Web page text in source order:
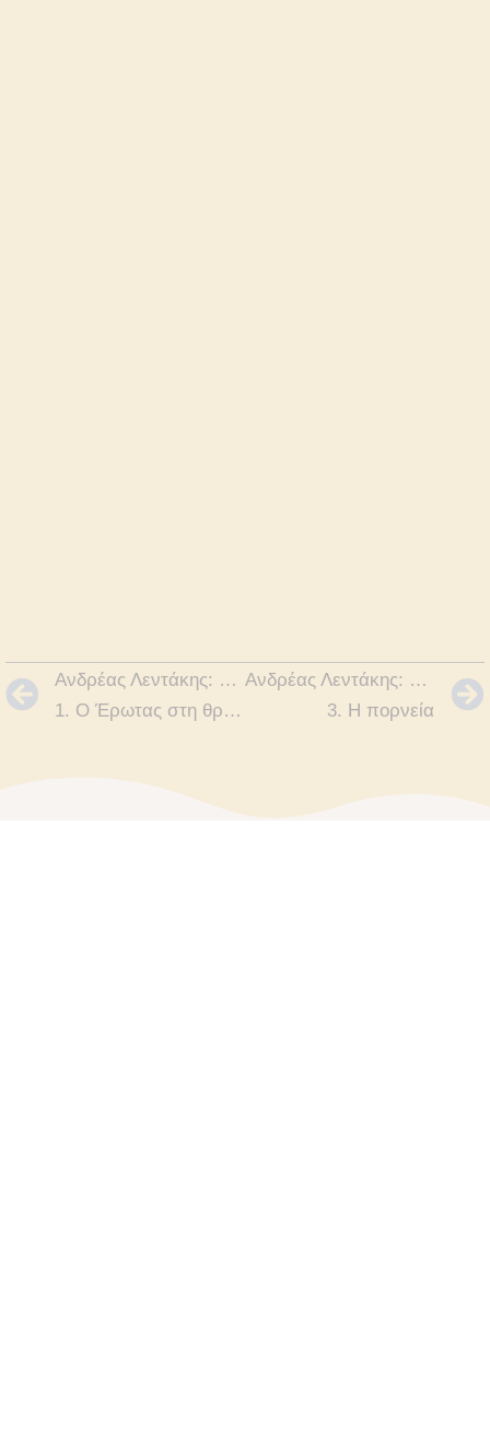
Ανδρέας Λεντάκης: Ο ΕΡΩΤΑΣ ΣΤΗΝ ΑΡΧΑΙΑ ΕΛΛΑΔΑ
1. Ο Έρωτας στη θρησκεία ή Η ιδεολογία του έρωτα
Ανδρέας Λεντάκης: Ο ΕΡΩΤΑΣ ΣΤΗΝ ΑΡΧΑΙΑ ΕΛΛΑΔΑ
3. Η πορνεία